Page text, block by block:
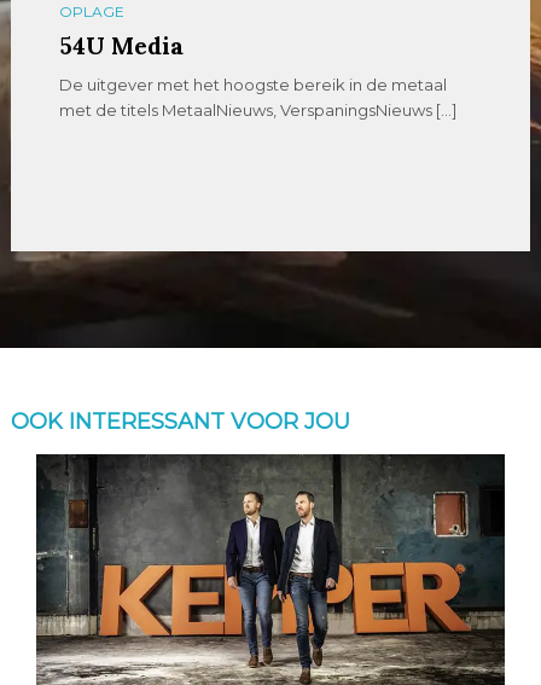
OPLAGE
54U Media
De uitgever met het hoogste bereik in de metaal
met de titels MetaalNieuws, VerspaningsNieuws […]
OOK INTERESSANT VOOR JOU